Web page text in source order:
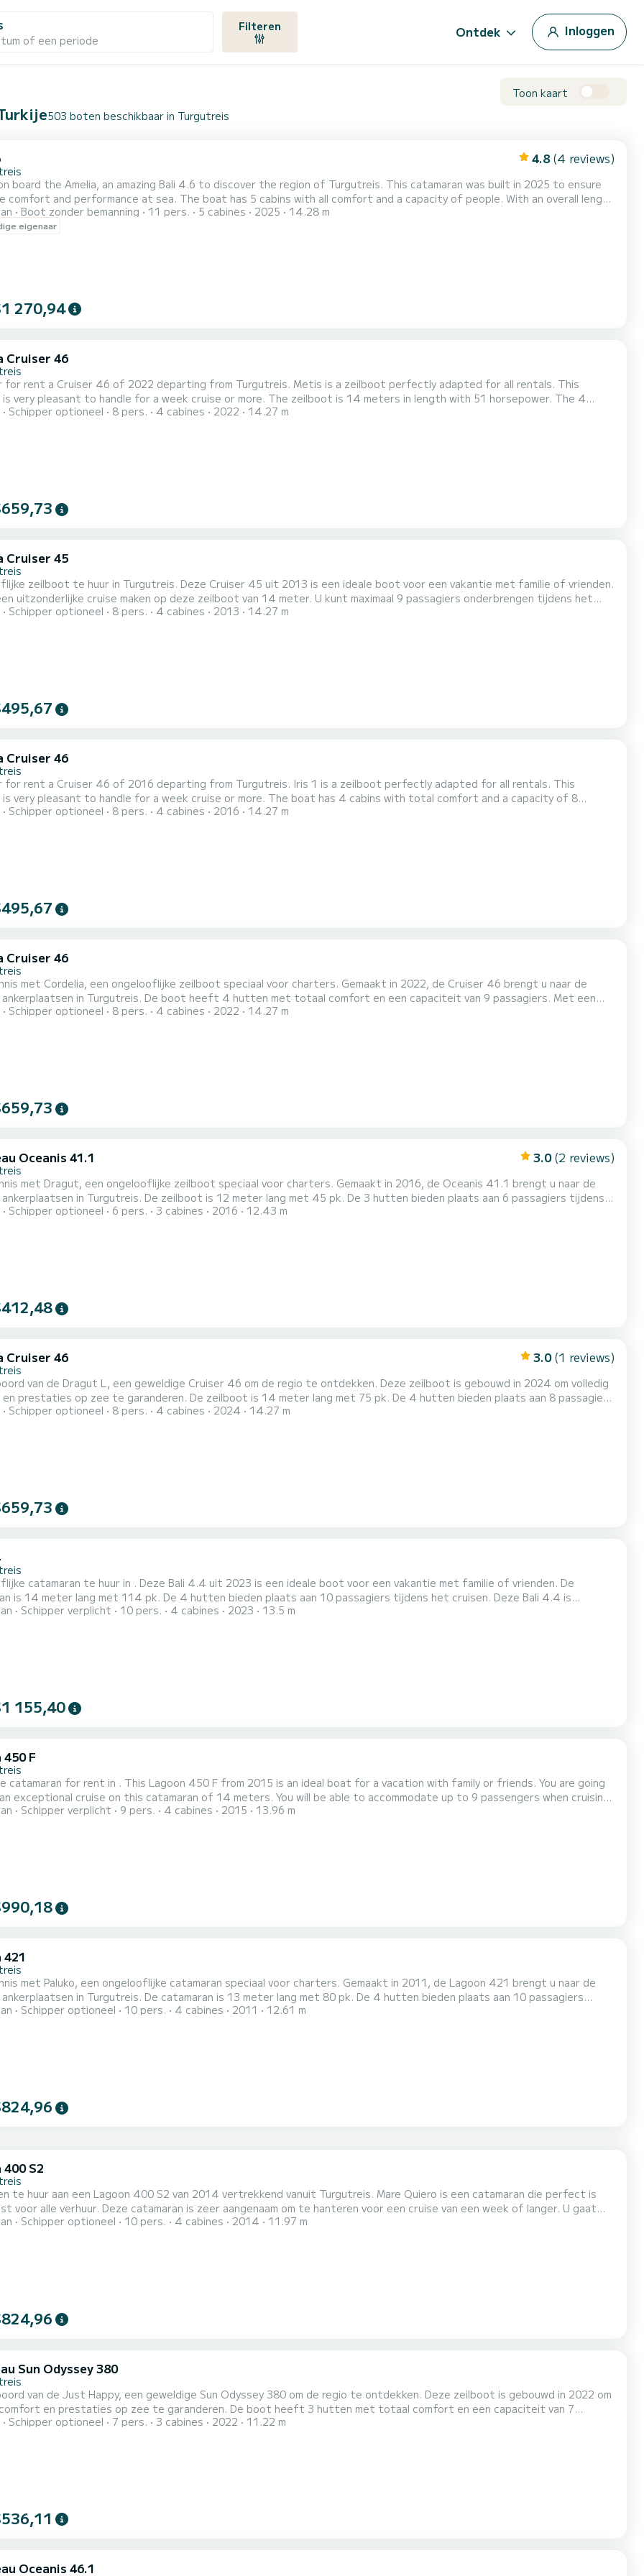
of een periode
Filteren Ontdek Inloggen
Toon kaart
503 boten beschikbaar in Turgutreis
4.8 (4 reviews)
board the Amelia, an amazing Bali 4.6 to discover the region of Turgutreis. This catamaran was built in 2025 to ensure
at sea. The boat has 5 cabins with all comfort and a capacity of people. With an overall length
it will be your best ally to spend an exceptional vacation on the water in the surroundings of Turgutreis Dit Bali 4.6
Boot zonder bemanning 11 pers. 5 cabines 2025 14.28 m
eigenaar
270,94
Cruiser 46
for rent a Cruiser 46 of 2022 departing from Turgutreis. Metis is a zeilboot perfectly adapted for all rentals. This
to handle for a week cruise or more. The zeilboot is 14 meters in length with 51 horsepower. The 4
8 passengers when cruising. Voor uw comfort heeft Metis 3 toiletten met douche aan boord. Het heeft
Schipper optioneel 8 pers. 4 cabines 2022 14.27 m
Cruiser 45
zeilboot te huur in Turgutreis. Deze Cruiser 45 uit 2013 is een ideale boot voor een vakantie met familie of vrienden.
uitzonderlijke cruise maken op deze zeilboot van 14 meter. U kunt maximaal 9 passagiers onderbrengen tijdens het
van de 4 hutten met totaal comfort. Deze Cruiser 45 is uitgerust met 3 toiletten met een douche. Deze
Schipper optioneel 8 pers. 4 cabines 2013 14.27 m
Cruiser 46
for rent a Cruiser 46 of 2016 departing from Turgutreis. Iris 1 is a zeilboot perfectly adapted for all rentals. This
to handle for a week cruise or more. The boat has 4 cabins with total comfort and a capacity of 8
With a total length of 14 meters and 51 horsepower, it will be your best friend when spending extraordinary holidays
Schipper optioneel 8 pers. 4 cabines 2016 14.27 m
Cruiser 46
met Cordelia, een ongelooflijke zeilboot speciaal voor charters. Gemaakt in 2022, de Cruiser 46 brengt u naar de
De boot heeft 4 hutten met totaal comfort en een capaciteit van 9 passagiers. Met een
van 14 meter en 75 pk, zal het uw beste vriend zijn tijdens het doorbrengen van buitengewone vakanties op de
Schipper optioneel 8 pers. 4 cabines 2022 14.27 m
Oceanis 41.1 3.0 (2 reviews)
met Dragut, een ongelooflijke zeilboot speciaal voor charters. Gemaakt in 2016, de Oceanis 41.1 brengt u naar de
De zeilboot is 12 meter lang met 45 pk. De 3 hutten bieden plaats aan 6 passagiers tijdens
met een Furling grootzeil en
Schipper optioneel 6 pers. 3 cabines 2016 12.43 m
Cruiser 46 3.0 (1 reviews)
van de Dragut L, een geweldige Cruiser 46 om de regio te ontdekken. Deze zeilboot is gebouwd in 2024 om volledig
te garanderen. De zeilboot is 14 meter lang met 75 pk. De 4 hutten bieden plaats aan 8 passagiers
met een douche. Deze boot is uitgerust met een rolgrootzeil en
Schipper optioneel 8 pers. 4 cabines 2024 14.27 m
catamaran te huur in . Deze Bali 4.4 uit 2023 is een ideale boot voor een vakantie met familie of vrienden. De
is 14 meter lang met 114 pk. De 4 hutten bieden plaats aan 10 passagiers tijdens het cruisen. Deze Bali 4.4 is
een douche. Deze boot is uitgerust met een half-batten grootzeil en een rolgenua. Het heeft de
Schipper verplicht 10 pers. 4 cabines 2023 13.5 m
155,40
450 F
catamaran for rent in . This Lagoon 450 F from 2015 is an ideal boat for a vacation with family or friends. You are going
exceptional cruise on this catamaran of 14 meters. You will be able to accommodate up to 9 passengers when cruising
of its 4 cabins with total comfort. Dit Lagoon 450 F is uitgerust met1 toilet met douche. Het heeft de
Schipper verplicht 9 pers. 4 cabines 2015 13.96 m
421
met Paluko, een ongelooflijke catamaran speciaal voor charters. Gemaakt in 2011, de Lagoon 421 brengt u naar de
De catamaran is 13 meter lang met 80 pk. De 4 hutten bieden plaats aan 10 passagiers
met een douche Het heeft de volgende uitrusting: Automatische
Schipper optioneel 10 pers. 4 cabines 2011 12.61 m
400 S2
te huur aan een Lagoon 400 S2 van 2014 vertrekkend vanuit Turgutreis. Mare Quiero is een catamaran die perfect is
voor alle verhuur. Deze catamaran is zeer aangenaam om te hanteren voor een cruise van een week of langer. U gaat
cruise beleven op deze catamaran van 12 meter. U kunt maximaal 10 passagiers ontvangen tijdens het cruisen
Schipper optioneel 10 pers. 4 cabines 2014 11.97 m
Sun Odyssey 380
van de Just Happy, een geweldige Sun Odyssey 380 om de regio te ontdekken. Deze zeilboot is gebouwd in 2022 om
op zee te garanderen. De boot heeft 3 hutten met totaal comfort en een capaciteit van 7
Met een totale lengte van 11 meter en 40 pk, zal het uw beste vriend zijn bij het doorbrengen van buitengewone
Schipper optioneel 7 pers. 3 cabines 2022 11.22 m
Oceanis 46.1